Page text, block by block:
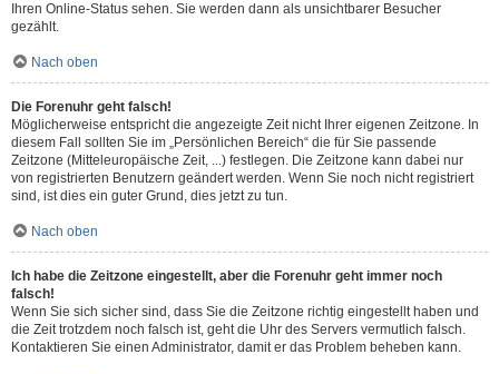
Ihren Online-Status sehen. Sie werden dann als unsichtbarer Besucher
gezählt.
Nach oben
Die Forenuhr geht falsch!
Möglicherweise entspricht die angezeigte Zeit nicht Ihrer eigenen Zeitzone. In
diesem Fall sollten Sie im „Persönlichen Bereich“ die für Sie passende
Zeitzone (Mitteleuropäische Zeit, ...) festlegen. Die Zeitzone kann dabei nur
von registrierten Benutzern geändert werden. Wenn Sie noch nicht registriert
sind, ist dies ein guter Grund, dies jetzt zu tun.
Nach oben
Ich habe die Zeitzone eingestellt, aber die Forenuhr geht immer noch
falsch!
Wenn Sie sich sicher sind, dass Sie die Zeitzone richtig eingestellt haben und
die Zeit trotzdem noch falsch ist, geht die Uhr des Servers vermutlich falsch.
Kontaktieren Sie einen Administrator, damit er das Problem beheben kann.